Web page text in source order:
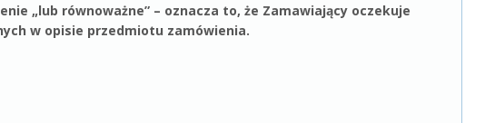
„lub równoważne” – oznacza to, że Zamawiający oczekuje
w opisie przedmiotu zamówienia.